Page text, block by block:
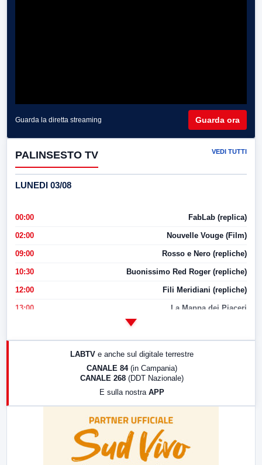
Guarda la diretta streaming Guarda ora
PALINSESTO TV VEDI TUTTI
LUNEDI 03/08
00:00 FabLab (replica)
02:00 Nouvelle Vouge (Film)
09:00 Rosso e Nero (repliche)
10:30 Buonissimo Red Roger (repliche)
12:00 Fili Meridiani (repliche)
13:00 La Mappa dei Piaceri
LABTV e anche sul digitale terrestre
CANALE 84 (in Campania)
CANALE 268 (DDT Nazionale)
E sulla nostra APP